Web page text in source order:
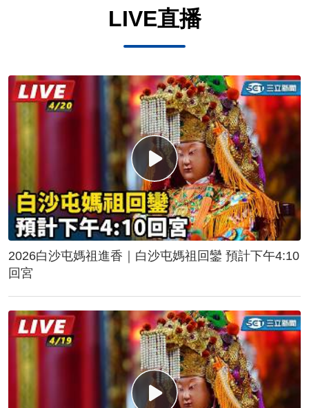
LIVE直播
2026白沙屯媽祖進香｜白沙屯媽祖回鑾 預計下午4:10
回宮